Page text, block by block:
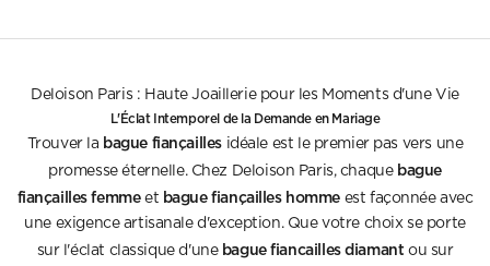
Deloison Paris : Haute Joaillerie pour les Moments d'une Vie
L'Éclat Intemporel de la Demande en Mariage
Trouver la bague fiançaillesidéale est le premier pas vers une
promesse éternelle. Chez Deloison Paris, chaque bague
fiançailles femmeet bague fiançailles homme est façonnée avec
une exigence artisanale d'exception. Que votre choix se porte
sur l'éclat classique d'une bague fiancailles diamant ou sur